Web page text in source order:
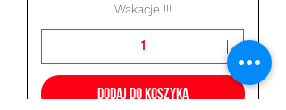
Wakacje !!!
Dodaj do koszyka